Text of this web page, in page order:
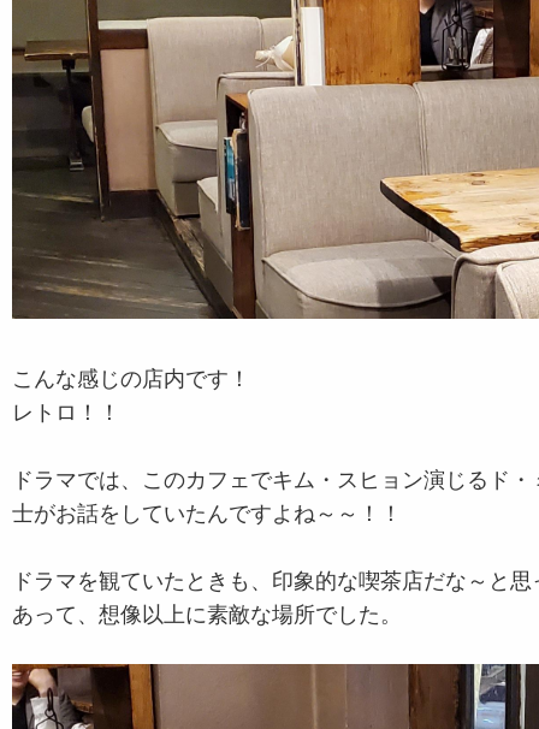
こんな感じの店内です！
レトロ！！
ドラマでは、このカフェでキム・スヒョン演じるド
士がお話をしていたんですよね～～！！
ドラマを観ていたときも、印象的な喫茶店だな～と
あって、想像以上に素敵な場所でした。